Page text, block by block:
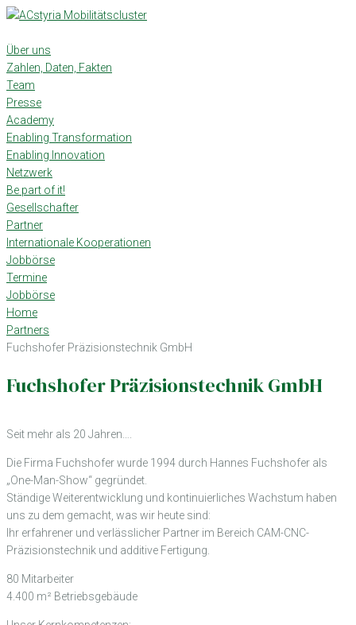
Skip
content
Über uns
Zahlen, Daten, Fakten
Team
Presse
Academy
Enabling Transformation
Enabling Innovation
Netzwerk
Be part of it!
Gesellschafter
Partner
Internationale Kooperationen
Jobbörse
Termine
Jobbörse
Home
Partners
Fuchshofer Präzisionstechnik GmbH
Fuchshofer Präzisionstechnik GmbH
Seit mehr als 20 Jahren….
Die Firma Fuchshofer wurde 1994 durch Hannes Fuchshofer als
„One-Man-Show“ gegründet.
Ständige Weiterentwicklung und kontinuierliches Wachstum haben
uns zu dem gemacht, was wir heute sind:
Ihr erfahrener und verlässlicher Partner im Bereich CAM-CNC-
Präzisionstechnik und additive Fertigung.
80 Mitarbeiter
4.400 m² Betriebsgebäude